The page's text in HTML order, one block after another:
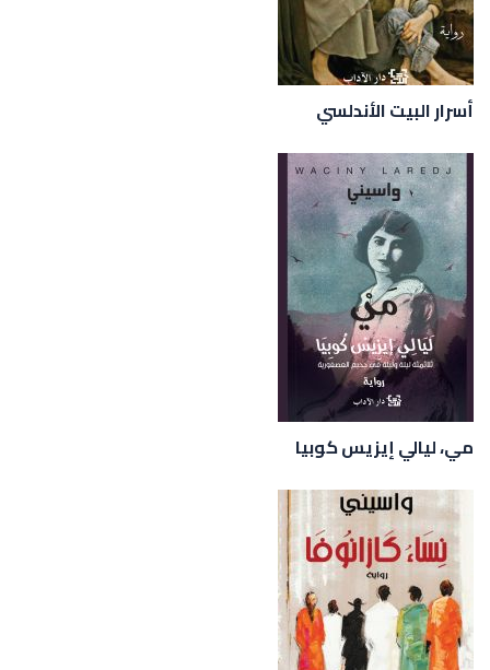
أسرار البيت الأندلسي
مي، ليالي إيزيس كوبيا